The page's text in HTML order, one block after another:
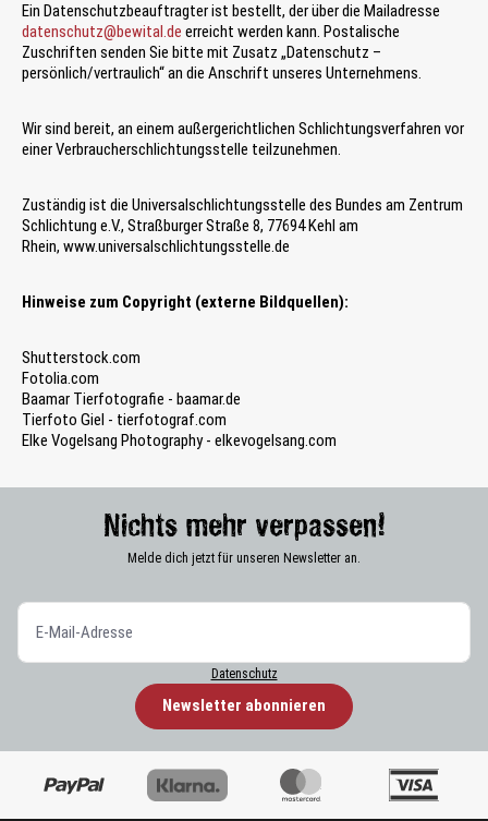
Ein Datenschutzbeauftragter ist bestellt, der über die Mailadresse
datenschutz@bewital.de erreicht werden kann. Postalische
Zuschriften senden Sie bitte mit Zusatz „Datenschutz –
persönlich/vertraulich“ an die Anschrift unseres Unternehmens.
Wir sind bereit, an einem außergerichtlichen Schlichtungsverfahren vor
einer Verbraucherschlichtungsstelle teilzunehmen.
Zuständig ist die Universalschlichtungsstelle des Bundes am Zentrum
Schlichtung e.V., Straßburger Straße 8, 77694 Kehl am
Rhein, www.universalschlichtungsstelle.de
Hinweise zum Copyright (externe Bildquellen):
Shutterstock.com
Fotolia.com
Baamar Tierfotografie - baamar.de
Tierfoto Giel - tierfotograf.com
Elke Vogelsang Photography - elkevogelsang.com
Nichts mehr verpassen!
Melde dich jetzt für unseren Newsletter an.
Datenschutz
Newsletter abonnieren